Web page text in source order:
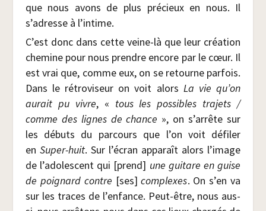
que nous avons de plus pré­cieux en nous. Il
s’adresse à l’intime.
C’est donc dans cette veine-là que leur créa­tion
che­mine pour nous prendre encore par le cœur. Il
est vrai que, comme eux, on se retourne par­fois.
Dans le rétro­vi­seur on voit alors La vie qu’on
aurait pu vivre, « tous les pos­sibles tra­jets /​
comme des lignes de chance », on s’arrête sur
les débuts du par­cours que l’on voit défi­ler
en Super-huit. Sur l’é­cran appa­raît alors l’image
de l’adolescent qui [prend] une gui­tare en guise
de poi­gnard contre [ses] com­plexes. On s’en va
sur les traces de l’enfance. Peut-être, nous aus­